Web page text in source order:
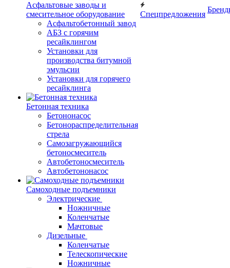
Асфальтовые заводы и
смесительное оборудование
Асфальтобетонный завод
АБЗ с горячим
ресайклингом
Установки для
производства битумной
эмульсии
Установки для горячего
ресайклинга
Бетонная техника
Бетононасос
Бетонораспределительная
стрела
Самозагружающийся
бетоносмеситель
Автобетоносмеситель
Автобетононасос
Самоходные подъемники
Электрические
Ножничные
Коленчатые
Мачтовые
Дизельные
Коленчатые
Телескопические
Ножничные
Спецпредложения